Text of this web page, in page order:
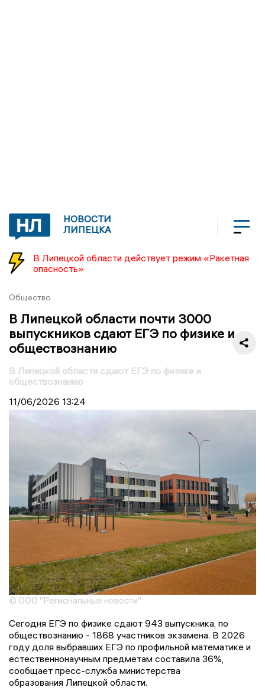
НОВОСТИ
ЛИПЕЦКА
В Липецкой области действует режим «Ракетная
опасность»
Общество
В Липецкой области почти 3000
выпускников сдают ЕГЭ по физике и
обществознанию
В Липецкой области сдают ЕГЭ по физике и
обществознанию
11/06/2026 13:24
© ООО "Региональные новости"
Сегодня ЕГЭ по физике сдают 943 выпускника, по
обществознанию - 1868 участников экзамена. В 2026
году доля выбравших ЕГЭ по профильной математике и
естественнонаучным предметам составила 36%,
сообщает пресс-служба министерства
образования Липецкой области.